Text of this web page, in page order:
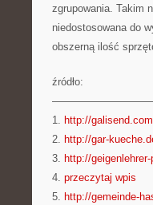
zgrupowania. Takim
niedostosowana do
obszerną ilość
źródło:
1. http://galisend.com
2. http://gar-
3. http://
4. przeczytaj wpis
5. http://gemeinde-